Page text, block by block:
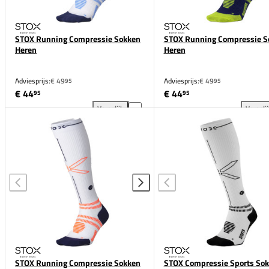
STOX Running Compressie Sokken
Heren
Adviesprijs:€ 4995
€ 4495
Vergelijk
STOX Running Compressie Sokken Heren
STOX Running Compressie
Heren
Adviesprijs:€ 4995
€ 4495
STOX Running Compressie Sokken
STOX Compressie Sports